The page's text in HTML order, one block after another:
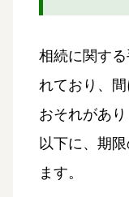
相続に関す
れており、
おそれがあり
以下に、期
ます。